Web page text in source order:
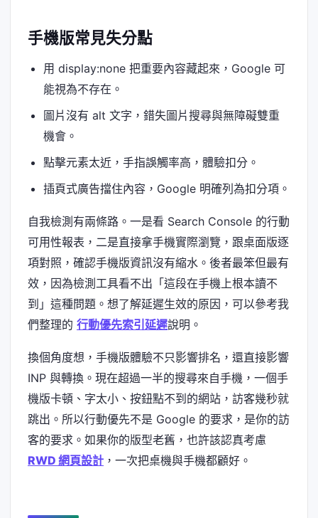
手機版常見失分點
用 display:none 把重要內容藏起來，Google 可
能視為不存在。
圖片沒有 alt 文字，錯失圖片搜尋與無障礙雙重
機會。
點擊元素太近，手指誤觸率高，體驗扣分。
插頁式廣告擋住內容，Google 明確列為扣分項。
自我檢測有兩條路。一是看 Search Console 的行動
可用性報表，二是直接拿手機實際瀏覽，跟桌面版逐
項對照，確認手機版資訊沒有縮水。後者最笨但最有
效，因為檢測工具看不出「這段在手機上根本讀不
到」這種問題。想了解延遲生效的原因，可以參考我
們整理的 行動優先索引延遲說明。
換個角度想，手機版體驗不只影響排名，還直接影響
INP 與轉換。現在超過一半的搜尋來自手機，一個手
機版卡頓、字太小、按鈕點不到的網站，訪客幾秒就
跳出。所以行動優先不是 Google 的要求，是你的訪
客的要求。如果你的版型老舊，也許該認真考慮
RWD 網頁設計 ，一次把桌機與手機都顧好。